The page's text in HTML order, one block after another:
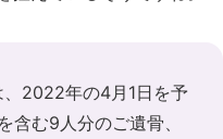
、2022年の4月1日を予
含む9人分のご遺骨、